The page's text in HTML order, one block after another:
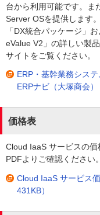
台から利用可能です。ま
Server OSを提供します。
「DX統合パッケージ」
eValue V2」の詳しい製
サイトをご覧ください。
ERP・基幹業務シス
ERPナビ（大塚商会）
価格表
Cloud IaaS サービスの
PDFよりご確認ください。
Cloud IaaS サービス
431KB）